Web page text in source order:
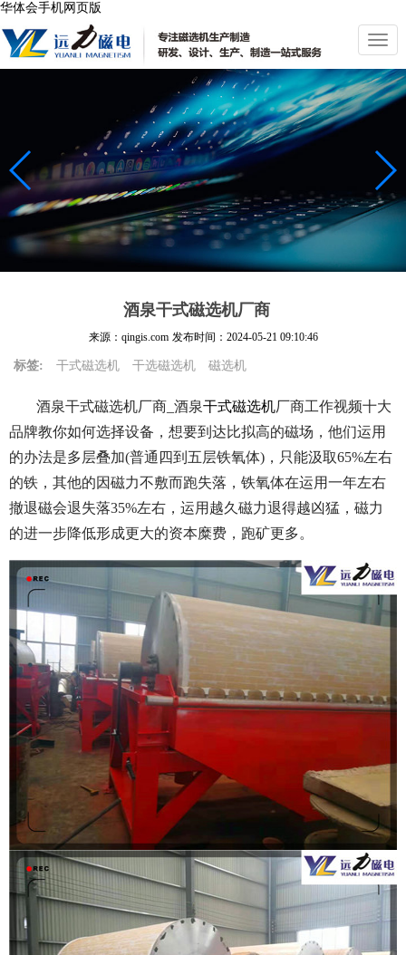
华体会手机网页版
切
换
导
航
酒泉干式磁选机厂商
来源：qingis.com 发布时间： 2024-05-21 09:10:46
标签: 干式磁选机 干选磁选机 磁选机
酒泉干式磁选机厂商_酒泉干式磁选机厂商工作视频十大
品牌教你如何选择设备，想要到达比拟高的磁场，他们运用
的办法是多层叠加(普通四到五层铁氧体)，只能汲取65%左右
的铁，其他的因磁力不敷而跑失落，铁氧体在运用一年左右
撤退磁会退失落35%左右，运用越久磁力退得越凶猛，磁力
的进一步降低形成更大的资本糜费，跑矿更多。